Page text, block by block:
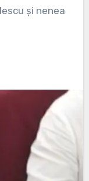
și nenea